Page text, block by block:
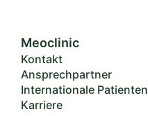
Meoclinic
Kontakt
Ansprechpartner
Internationale Patienten
Karriere